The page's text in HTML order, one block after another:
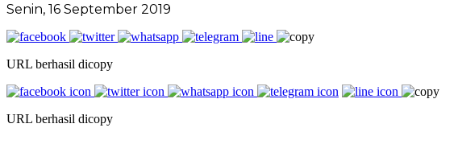
Senin, 16 September 2019
URL berhasil dicopy
URL berhasil dicopy